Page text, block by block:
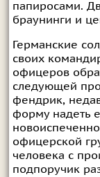
папиросами.
браунинги и
Германские
своих
офицеров
следующей
фендрик,
форму надеть
офицерской
человека с
подпоручик